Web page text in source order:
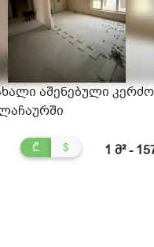
აშენებული კერძო
₾ $ 1 მ² -